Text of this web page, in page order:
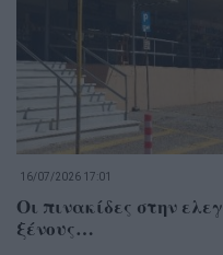
16/07/2026 17:01
Οι πινακίδες στην
ξένους…